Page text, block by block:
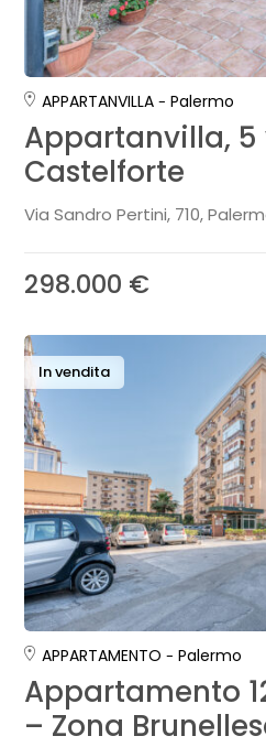
APPARTANVILLA Palermo
Appartanvilla, 5
Castelforte
Via Sandro Pertini, 710,
298.000 €
In vendita
APPARTAMENTO Palermo
Appartamento
– Zona